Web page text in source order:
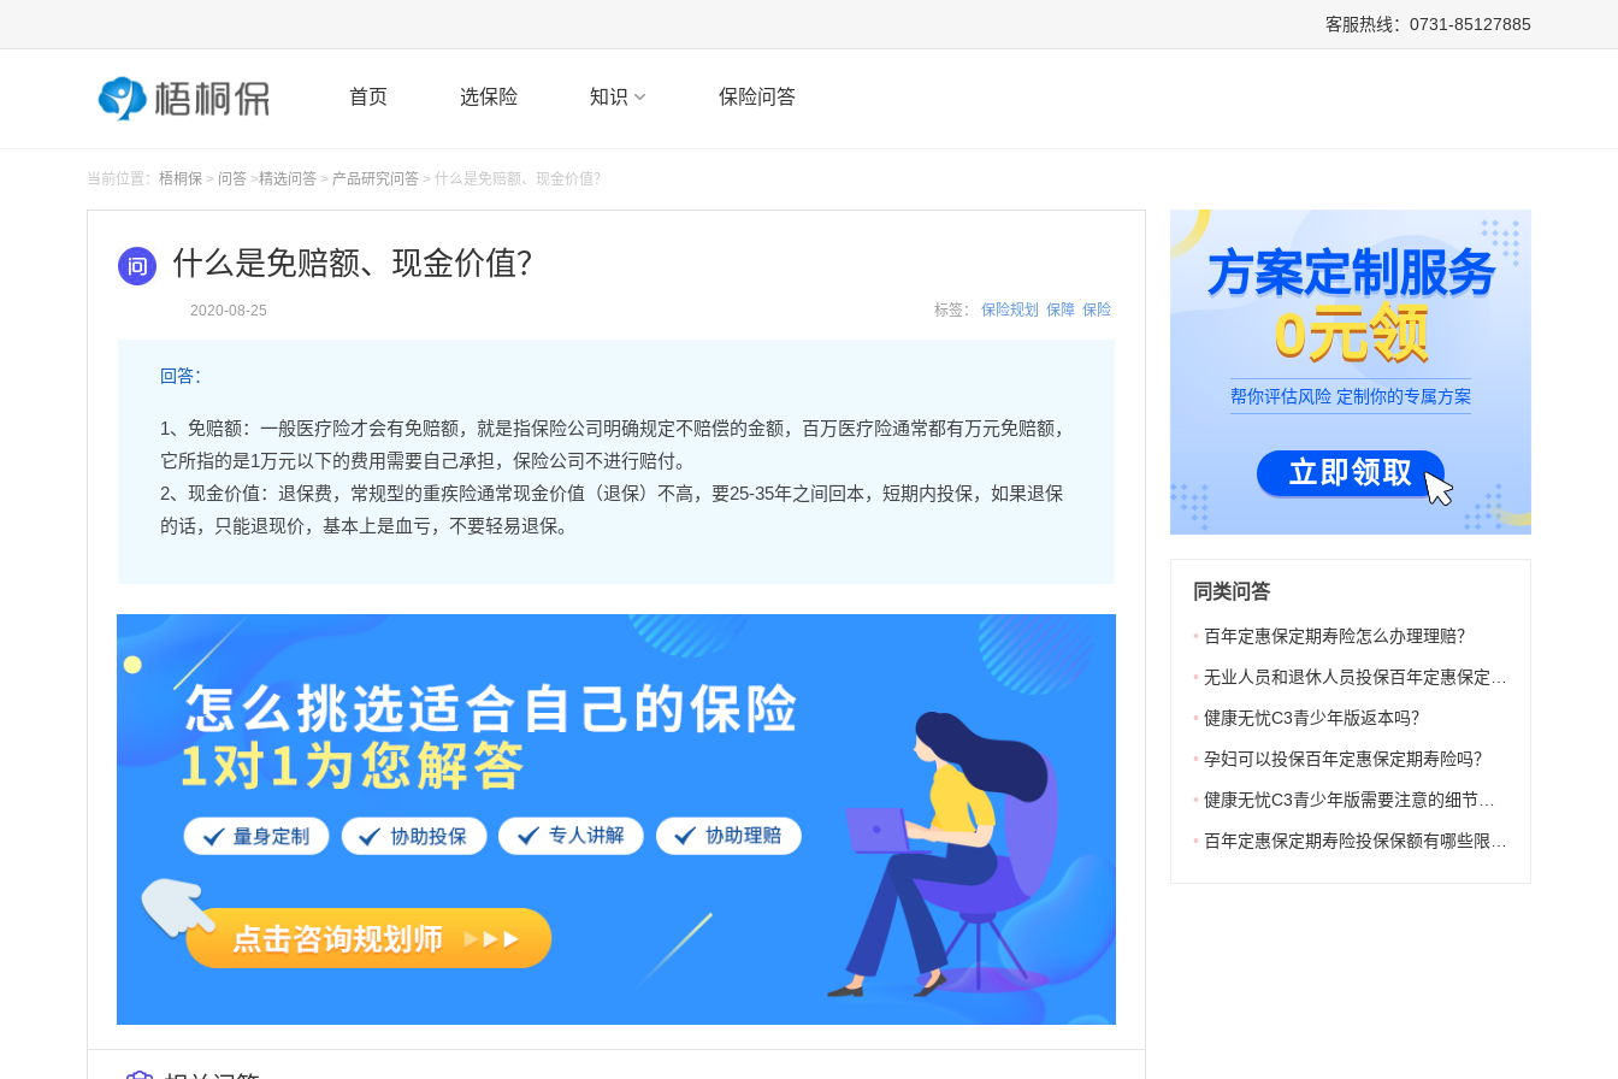
客服热线：0731-85127885
首页 选保险 知识 保险问答
当前位置： 梧桐保 > 问答 >精选问答 > 产品研究问答 > 什么是免赔额、现金价值？
什么是免赔额、现金价值？
标签： 保险规划 保障 保险
2020-08-25
回答：
1、免赔额：一般医疗险才会有免赔额，就是指保险公司明确规定不赔偿的金额，百万医疗险通常都有万元免赔额，
它所指的是1万元以下的费用需要自己承担，保险公司不进行赔付。
2、现金价值：退保费，常规型的重疾险通常现金价值（退保）不高，要25-35年之间回本，短期内投保，如果退保
的话，只能退现价，基本上是血亏，不要轻易退保。
方案定制服务
0元领
帮你评估风险 定制你的专属方案
立即领取
同类问答
• 百年定惠保定期寿险怎么办理理赔？
• 无业人员和退休人员投保百年定惠保定期寿险有限制吗？
• 健康无忧C3青少年版返本吗？
• 孕妇可以投保百年定惠保定期寿险吗？
• 健康无忧C3青少年版需要注意的细节是什么？
• 百年定惠保定期寿险投保保额有哪些限制？